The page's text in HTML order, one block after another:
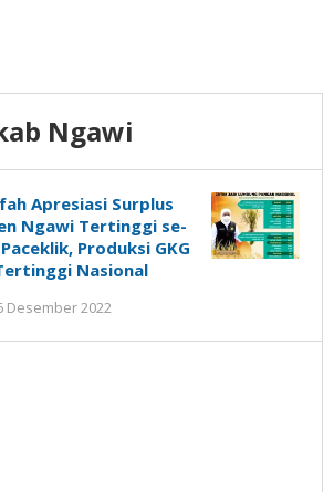
Ngawi
Apresiasi Surplus
Ngawi Tertinggi se-
Produksi GKG
Nasional
Desember 2022
Susanto